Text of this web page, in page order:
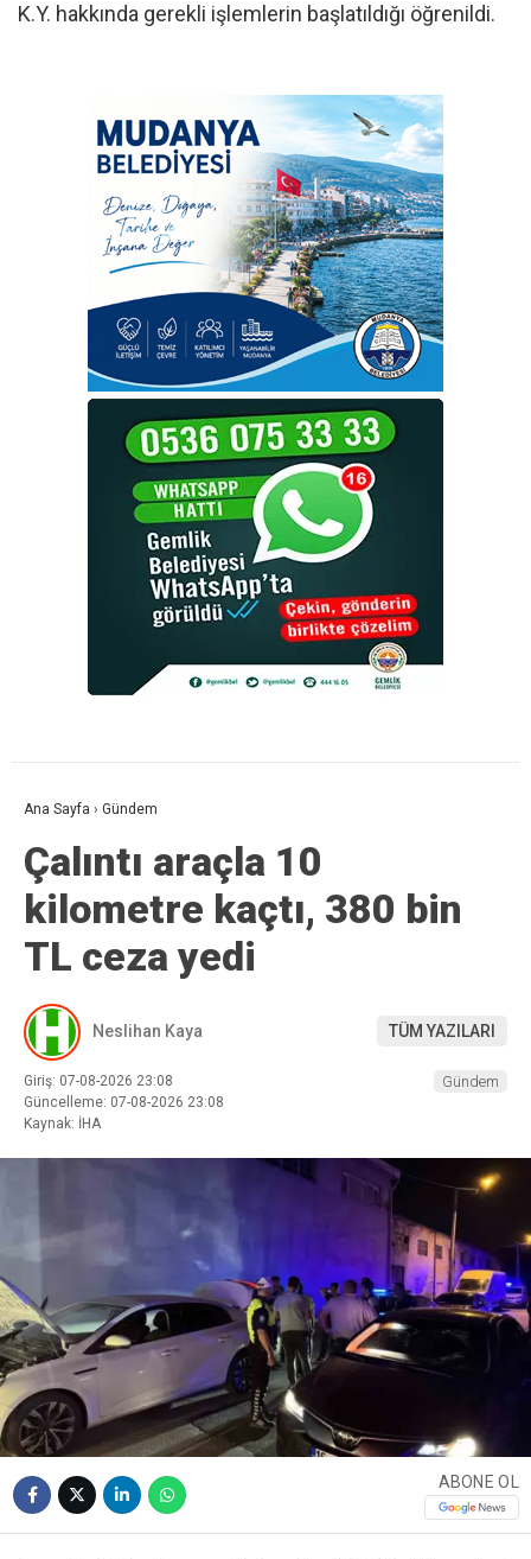
K.Y. hakkında gerekli işlemlerin başlatıldığı öğrenildi.
Ana Sayfa › Gündem
Çalıntı araçla 10
kilometre kaçtı, 380 bin
TL ceza yedi
Neslihan Kaya TÜM YAZILARI
Giriş: 07-08-2026 23:08
Güncelleme: 07-08-2026 23:08
Kaynak: İHA
Gündem
ABONE OL